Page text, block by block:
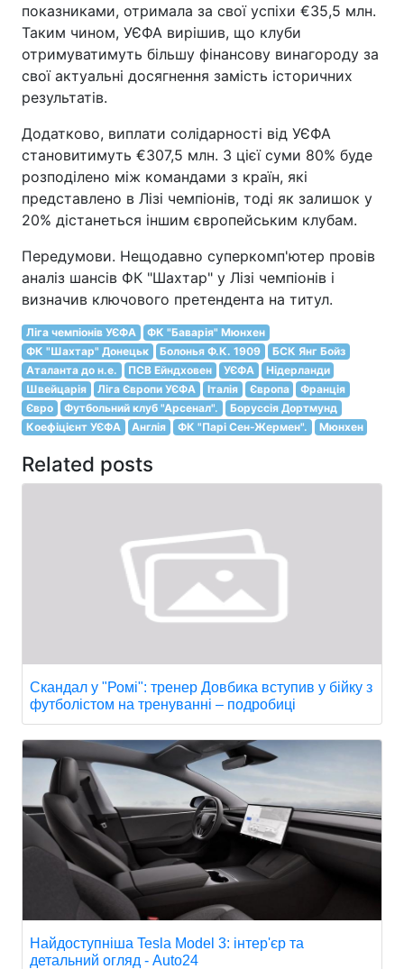
показниками, отримала за свої успіхи €35,5 млн.
Таким чином, УЄФА вирішив, що клуби
отримуватимуть більшу фінансову винагороду за
свої актуальні досягнення замість історичних
результатів.
Додатково, виплати солідарності від УЄФА
становитимуть €307,5 млн. З цієї суми 80% буде
розподілено між командами з країн, які
представлено в Лізі чемпіонів, тоді як залишок у
20% дістанеться іншим європейським клубам.
Передумови. Нещодавно суперкомп'ютер провів
аналіз шансів ФК "Шахтар" у Лізі чемпіонів і
визначив ключового претендента на титул.
Ліга чемпіонів УЄФА
ФК "Баварія" Мюнхен
ФК "Шахтар" Донецьк
Болонья Ф.К. 1909
БСК Янг Бойз
Аталанта до н.е.
ПСВ Ейндховен УЄФА
Нідерланди
Швейцарія
Ліга Європи УЄФА Італія Європа
Франція
Євро
Футбольний клуб "Арсенал".
Боруссія Дортмунд
Коефіцієнт УЄФА
Англія ФК "Парі Сен-Жермен". Мюнхен
Related posts
Скандал у "Ромі": тренер Довбика вступив у бійку з
футболістом на тренуванні – подробиці
Найдоступніша Tesla Model 3: інтер'єр та
детальний огляд - Auto24